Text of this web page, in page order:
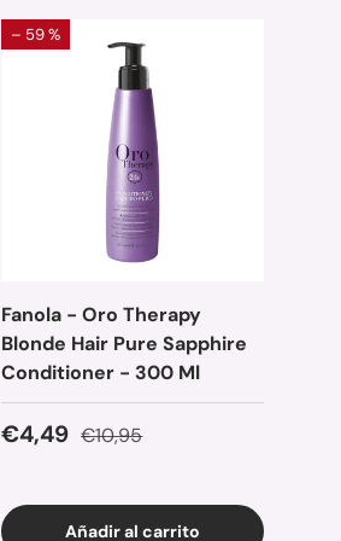
– 59 %
Fanola - Oro Therapy
Blonde Hair Pure Sapphire
Conditioner - 300 Ml
Precio de venta
€4,49 Precio normal
€10,95
Añadir al carrito